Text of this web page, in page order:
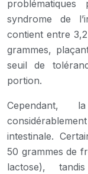
syndrome de
contient entre
grammes,
seuil de
portion.
Cependant,
intestinale.
50 grammes de
lactose),